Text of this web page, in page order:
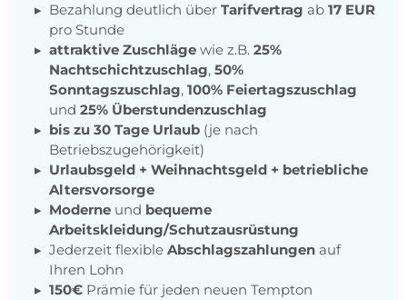
Bezahlung deutlich über Tarifvertrag ab 17 EUR
pro Stunde
attraktive Zuschläge wie z.B. 25%
Nachtschichtzuschlag, 50%
Sonntagszuschlag, 100% Feiertagszuschlag
und 25% Überstundenzuschlag
bis zu 30 Tage Urlaub (je nach
Betriebszugehörigkeit)
Urlaubsgeld + Weihnachtsgeld + betriebliche
Altersvorsorge
Moderne und bequeme
Arbeitskleidung/Schutzausrüstung
Jederzeit flexible Abschlagszahlungen auf
Ihren Lohn
150€ Prämie für jeden neuen Tempton